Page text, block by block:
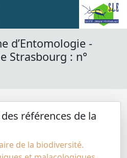
d’Entomologie -
Strasbourg : n°
références de la
de la biodiversité.